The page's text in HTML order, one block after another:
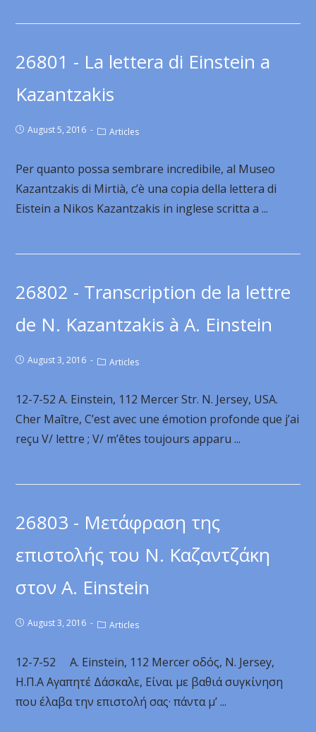
26801 - La lettera di Einstein a
Kazantzakis
August 5, 2016 Articles
Per quanto possa sembrare incredibile, al Museo
Kazantzakis di Mirtià, c’è una copia della lettera di
Eistein a Nikos Kazantzakis in inglese scritta a ...
26802 - Transcription de la lettre
de Ν. Kazantzakis à Α. Einstein
August 3, 2016 Articles
12-7-52 A. Einstein, 112 Mercer Str. N. Jersey, USA.
Cher Maître, C’est avec une émotion profonde que j’ai
reçu V/ lettre ; V/ m’êtes toujours apparu ...
26803 - Μετάφραση της
επιστολής του Ν. Καζαντζάκη
στον A. Einstein
August 3, 2016 Articles
12-7-52 A. Einstein, 112 Mercer οδός, N. Jersey,
Η.Π.Α Αγαπητέ Δάσκαλε, Είναι με βαθιά συγκίνηση
που έλαβα την επιστολή σας· πάντα μ’ ...